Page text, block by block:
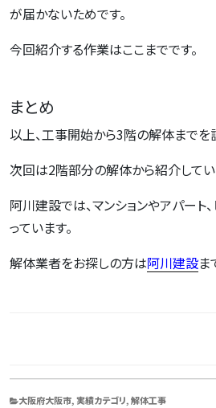
が届かないためです。
今回紹介する作業はここまでです。
まとめ
以上、工事開始から3階の解体までを
次回は2階部分の解体から紹介してい
阿川建設では、マンションやアパー
っています。
解体業者をお探しの方は阿川建設ま
CATEGORIES
大阪府大阪市, 実績カテゴリ, 解体工事